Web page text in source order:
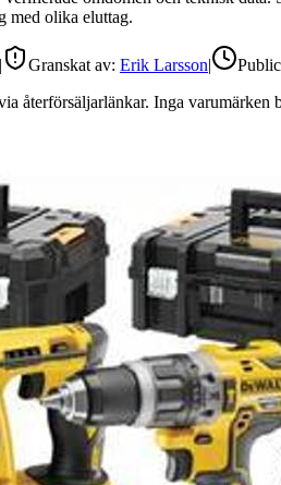
med olika eluttag.
| Granskat av: Erik Larsson|
återförsäljarlänkar. Inga varumärken